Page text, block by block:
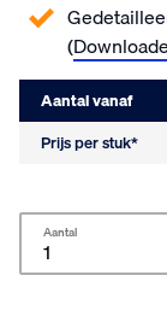
(
Aantal vanaf
Prijs per stuk*
Aantal